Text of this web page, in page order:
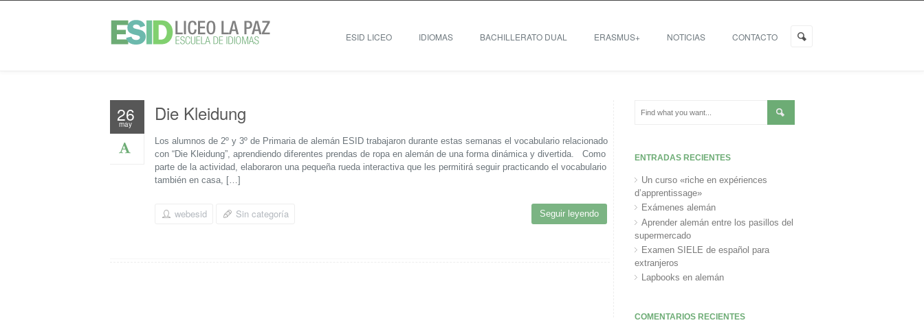
ESID LICEO IDIOMAS BACHILLERATO DUAL ERASMUS+ NOTICIAS CONTACTO
26
may Die Kleidung
Los alumnos de 2º y 3º de Primaria de alemán ESID trabajaron durante estas semanas el vocabulario relacionado
con “Die Kleidung”, aprendiendo diferentes prendas de ropa en alemán de una forma dinámica y divertida. Como
parte de la actividad, elaboraron una pequeña rueda interactiva que les permitirá seguir practicando el vocabulario
también en casa, […]
webesid Sin categoría Seguir leyendo
ENTRADAS RECIENTES
Un curso «riche en expériences
d’apprentissage»
Exámenes alemán
Aprender alemán entre los pasillos del
supermercado
Examen SIELE de español para
extranjeros
Lapbooks en alemán
COMENTARIOS RECIENTES